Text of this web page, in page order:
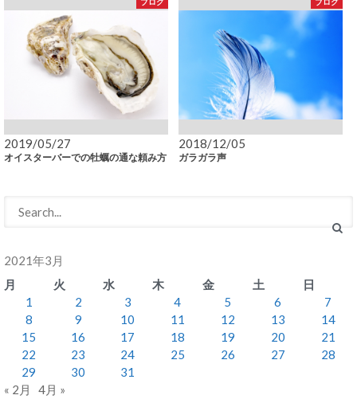
2019/05/27
オイスターバーでの牡蠣の通な頼み方
2018/12/05
ガラガラ声
2021年3月
月
火 水 木 金 土
日
1
2 3 4 5 6
7
8
9 10 11 12 13
14
15
16 17 18 19 20
21
22
23 24 25 26 27
28
29
30
31
« 2月
4月 »